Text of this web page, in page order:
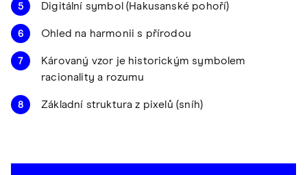
Digitální symbol (Hakusanské pohoří)
Ohled na harmonii s přírodou
Károvaný vzor je historickým symbolem
racionality a rozumu
Základní struktura z pixelů (sníh)